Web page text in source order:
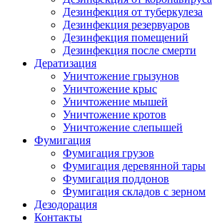
Дезинфекция от туберкулеза
Дезинфекция резервуаров
Дезинфекция помещений
Дезинфекция после смерти
Дератизация
Уничтожение грызунов
Уничтожение крыс
Уничтожение мышей
Уничтожение кротов
Уничтожение слепышей
Фумигация
Фумигация грузов
Фумигация деревянной тары
Фумигация поддонов
Фумигация складов с зерном
Дезодорация
Контакты